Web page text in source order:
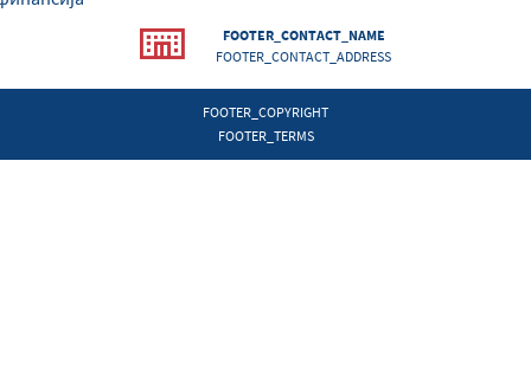
FOOTER_CONTACT_NAME
FOOTER_CONTACT_ADDRESS
FOOTER_COPYRIGHT
FOOTER_TERMS